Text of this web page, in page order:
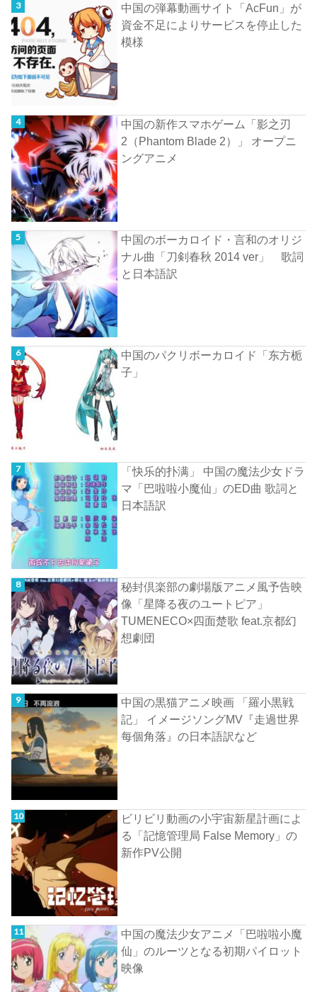
中国の弾幕動画サイト「AcFun」が
資金不足によりサービスを停止した
模様
中国の新作スマホゲーム「影之刃
2（Phantom Blade 2）」 オープニ
ングアニメ
中国のボーカロイド・言和のオリジ
ナル曲「刀剣春秋 2014 ver」 歌詞
と日本語訳
中国のパクリボーカロイド「东方栀
子」
「快乐的扑满」 中国の魔法少女ドラ
マ「巴啦啦小魔仙」のED曲 歌詞と
日本語訳
秘封倶楽部の劇場版アニメ風予告映
像「星降る夜のユートピア」
TUMENECO×四面楚歌 feat.京都幻
想劇団
中国の黒猫アニメ映画 「羅小黒戦
記」 イメージソングMV『走過世界
每個角落』の日本語訳など
ビリビリ動画の小宇宙新星計画によ
る「記憶管理局 False Memory」の
新作PV公開
中国の魔法少女アニメ「巴啦啦小魔
仙」のルーツとなる初期パイロット
映像